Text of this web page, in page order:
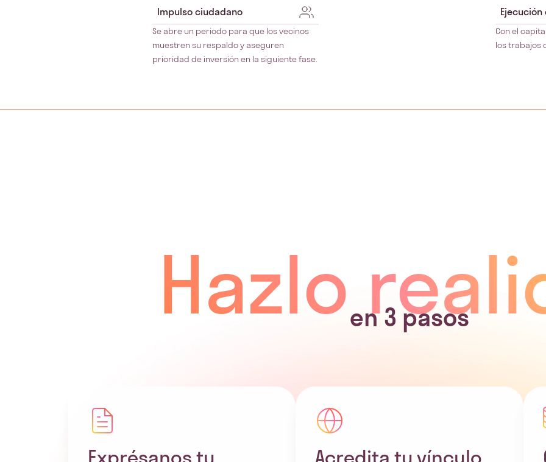
Impulso ciudadano
Se abre un periodo para que los vecinos
muestren su respaldo y aseguren
prioridad de inversión en la siguiente fase.
Con el
los trabajos
Hazloen 3 pasos
Exprésanos tu Acredita tu vínculo